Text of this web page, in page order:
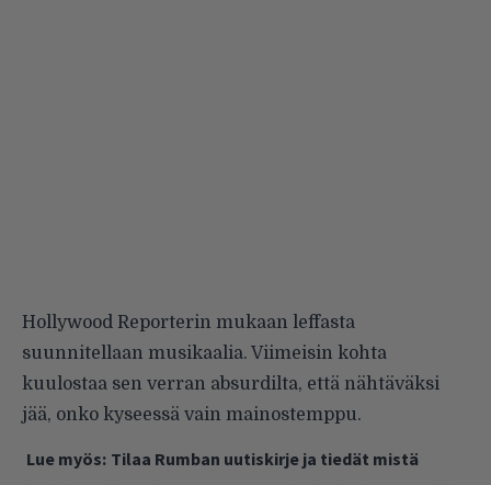
Hollywood Reporterin mukaan leffasta
suunnitellaan musikaalia. Viimeisin kohta
kuulostaa sen verran absurdilta, että nähtäväksi
jää, onko kyseessä vain mainostemppu.
Lue myös: Tilaa Rumban uutiskirje ja tiedät mistä